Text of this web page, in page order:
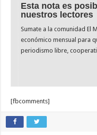
Esta nota es
nuestros lectores
Sumate a la comunidad El
económico mensual para
periodismo libre,
[fbcomments]